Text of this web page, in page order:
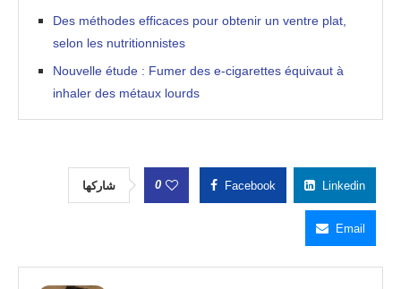
Des méthodes efficaces pour obtenir un ventre plat,
selon les nutritionnistes
Nouvelle étude : Fumer des e-cigarettes équivaut à
inhaler des métaux lourds
شاركها 0 Facebook Linkedin
Email